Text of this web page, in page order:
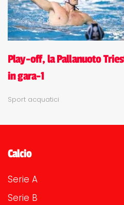
Play-off, la Pallanuoto
in gara-1
Sport acquatici
Calcio
Serie A
Serie B